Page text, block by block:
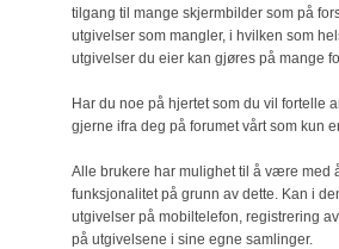
tilgang til mange skjermbilder som på
utgivelser som mangler, i hvilken som
utgivelser du eier kan gjøres på mange
Har du noe på hjertet som du vil fortelle
gjerne ifra deg på forumet vårt som kun
Alle brukere har mulighet til å være med
funksjonalitet på grunn av dette. Kan i
utgivelser på mobiltelefon, registrering
på utgivelsene i sine egne samlinger.